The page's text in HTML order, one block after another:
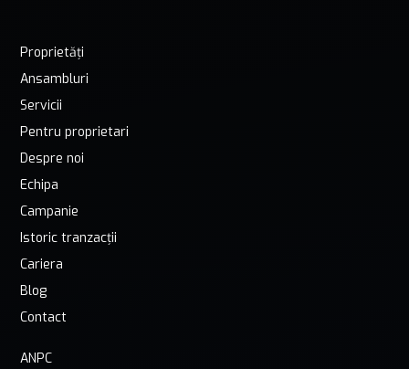
Proprietăți
Ansambluri
Servicii
Pentru proprietari
Despre noi
Echipa
Campanie
Istoric tranzacții
Cariera
Blog
Contact
ANPC